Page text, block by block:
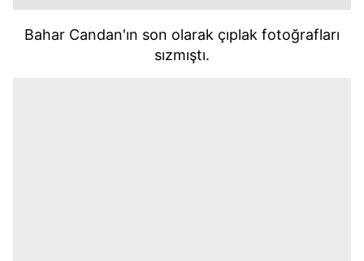
Bahar Candan'ın son olarak çıplak fotoğrafları
sızmıştı.